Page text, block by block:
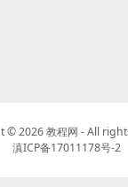
©2026教程网 - All
滇ICP备17011178号-2